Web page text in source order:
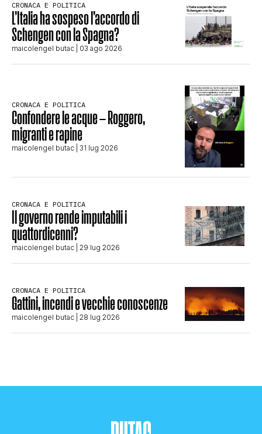
CRONACA E POLITICA
L’Italia ha sospeso l’accordo di
Schengen con la Spagna?
maicolengel butac | 03 ago 2026
CRONACA E POLITICA
Confondere le acque – Roggero,
migranti e rapine
maicolengel butac | 31 lug 2026
CRONACA E POLITICA
Il governo rende imputabili i
quattordicenni?
maicolengel butac | 29 lug 2026
CRONACA E POLITICA
Gattini, incendi e vecchie conoscenze
maicolengel butac | 28 lug 2026